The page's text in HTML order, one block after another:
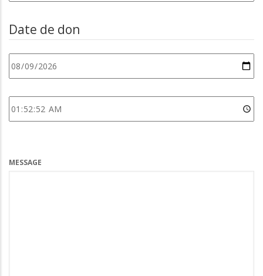
Date de don
MESSAGE